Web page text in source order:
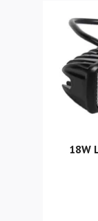
18W